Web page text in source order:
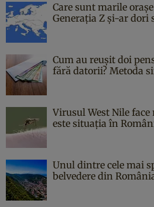
Care sunt marile
Generația Z și-ar dori
Cum au reușit doi
fără datorii? Metoda
Virusul West Nile
este situația în
Unul dintre cele mai
belvedere din